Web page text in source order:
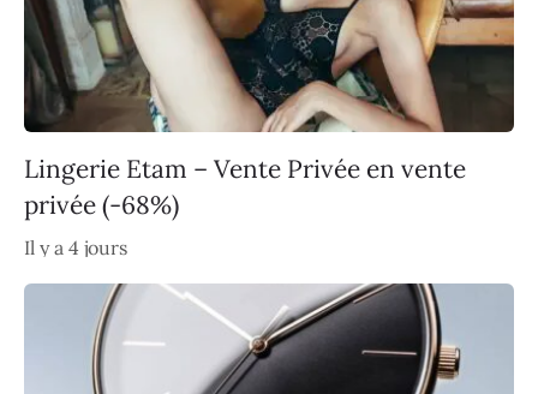
Lingerie Etam – Vente Privée en vente
privée (-68%)
Il y a 4 jours